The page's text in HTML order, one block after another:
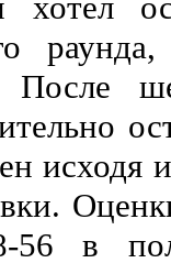
После
исходя
56 в